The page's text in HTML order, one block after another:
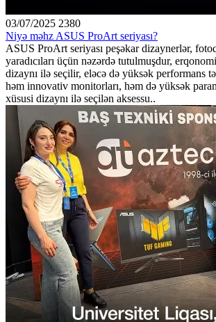
03/07/2025 2380
Niyə məhz ASUS ProArt seriyası?
ASUS ProArt seriyası peşəkar dizaynerlər,
yaradıcıları üçün nəzərdə tutulmuşdur,
dizaynı ilə seçilir, eləcə də yüksək performans
həm innovativ monitorları, həm də yüksək
xüsusi dizaynı ilə seçilən aksessu..